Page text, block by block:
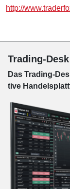
http://
Trading-Desk
Das Trading-
tive